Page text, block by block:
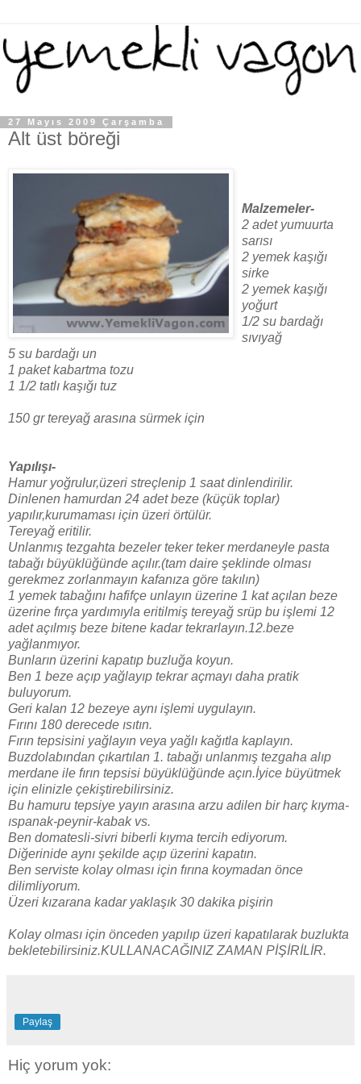
27 Mayıs 2009 Çarşamba
Alt üst böreği
Malzemeler-
2 adet yumuurta
sarısı
2 yemek kaşığı
sirke
2 yemek kaşığı
yoğurt
1/2 su bardağı
sıvıyağ
5 su bardağı un
1 paket kabartma tozu
1 1/2 tatlı kaşığı tuz
150 gr tereyağ arasına sürmek için
Yapılışı-
Hamur yoğrulur,üzeri streçlenip 1 saat dinlendirilir.
Dinlenen hamurdan 24 adet beze (küçük toplar)
yapılır,kurumaması için üzeri örtülür.
Tereyağ eritilir.
Unlanmış tezgahta bezeler teker teker merdaneyle pasta
tabağı büyüklüğünde açılır.(tam daire şeklinde olması
gerekmez zorlanmayın kafanıza göre takılın)
1 yemek tabağını hafifçe unlayın üzerine 1 kat açılan beze
üzerine fırça yardımıyla eritilmiş tereyağ srüp bu işlemi 12
adet açılmış beze bitene kadar tekrarlayın.12.beze
yağlanmıyor.
Bunların üzerini kapatıp buzluğa koyun.
Ben 1 beze açıp yağlayıp tekrar açmayı daha pratik
buluyorum.
Geri kalan 12 bezeye aynı işlemi uygulayın.
Fırını 180 derecede ısıtın.
Fırın tepsisini yağlayın veya yağlı kağıtla kaplayın.
Buzdolabından çıkartılan 1. tabağı unlanmış tezgaha alıp
merdane ile fırın tepsisi büyüklüğünde açın.İyice büyütmek
için elinizle çekiştirebilirsiniz.
Bu hamuru tepsiye yayın arasına arzu adilen bir harç kıyma-
ıspanak-peynir-kabak vs.
Ben domatesli-sivri biberli kıyma tercih ediyorum.
Diğerinide aynı şekilde açıp üzerini kapatın.
Ben serviste kolay olması için fırına koymadan önce
dilimliyorum.
Üzeri kızarana kadar yaklaşık 30 dakika pişirin
Kolay olması için önceden yapılıp üzeri kapatılarak buzlukta
bekletebilirsiniz.KULLANACAĞINIZ ZAMAN PİŞİRİLİR.
Paylaş
Hiç yorum yok: